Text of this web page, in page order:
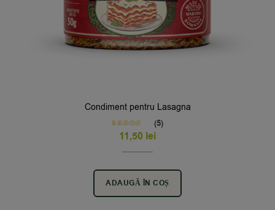
Condiment pentru Lasagna
Rated5.00
out of 5
(5)
11,50 lei
ADAUGĂ ÎN COȘ